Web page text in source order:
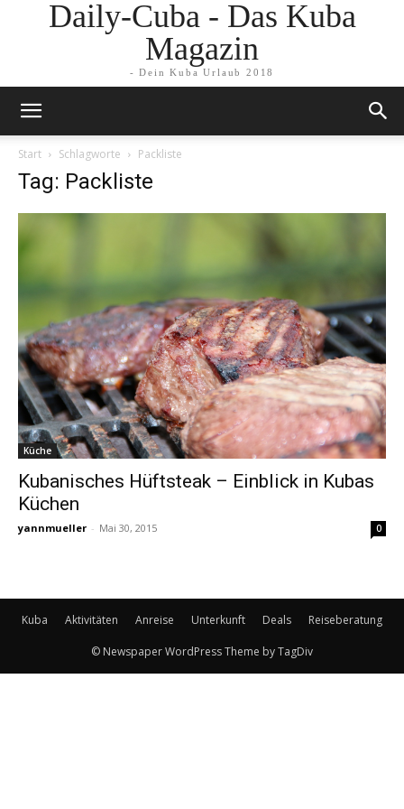
Daily-Cuba - Das Kuba
Magazin
- Dein Kuba Urlaub 2018
Start Schlagworte Packliste
Tag: Packliste
Küche
Kubanisches Hüftsteak – Einblick in Kubas
Küchen
yannmueller - Mai 30, 2015 0
Kuba Aktivitäten Anreise Unterkunft Deals Reiseberatung
© Newspaper WordPress Theme by TagDiv